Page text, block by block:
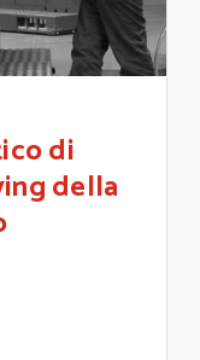
di
della